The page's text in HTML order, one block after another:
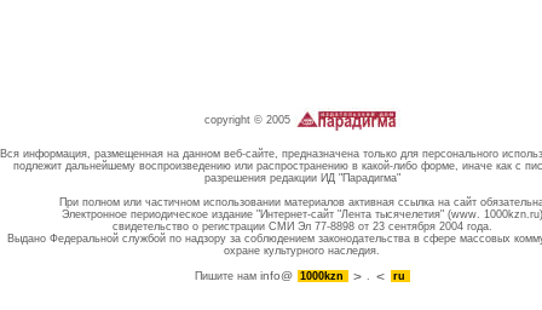
copyright © 2005
Вся информация, размещенная на данном веб-сайте, предназначена только для персонального
подлежит дальнейшему воспроизведению или распространению в какой-либо форме, иначе как с
разрешения редакции ИД "Парадигма"
При полном или частичном использовании материалов активная ссылка на сайт
Электронное периодическое издание "Интернет-сайт "Лента тысячелетия" (www. 1000kzn.ru)
свидетельство о регистрации СМИ Эл 77-8898 от 23 сентября 2004 года.
Выдано Федеральной службой по надзору за соблюдением законодательства в сфере массовых
охране культурного наследия.
Пишите намinfo@ 1000kzn . ru